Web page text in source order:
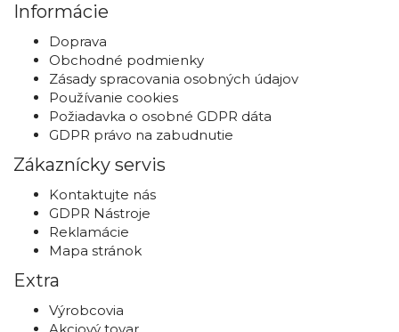
Informácie
Doprava
Obchodné podmienky
Zásady spracovania osobných údajov
Používanie cookies
Požiadavka o osobné GDPR dáta
GDPR právo na zabudnutie
Zákaznícky servis
Kontaktujte nás
GDPR Nástroje
Reklamácie
Mapa stránok
Extra
Výrobcovia